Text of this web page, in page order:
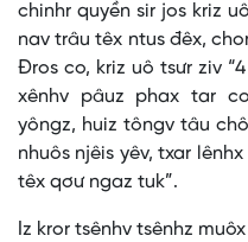
chinhr quyền sir jos kriz
nav trâu têx ntus đêx,
Đros co, kriz uô tsưr ziv
xênhv pâuz phax tar
yôngz, huiz tôngv tâu
nhuôs njêis yêv, txar
têx qơư ngaz tuk”.
Iz kror tsênhv tsênhz